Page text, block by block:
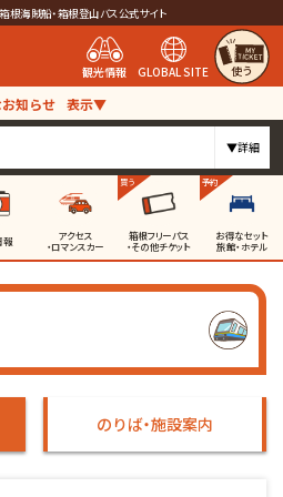
根海賊船・箱根登山バス公式サイト
観光情報 GLOBAL SITE 使う
知らせ 表示▼
▼詳細
報 アクセス
・ロマンスカー
買う
箱根フリーパス
・その他チケット
予約
お得なセット
旅館・ホテル
のりば・施設案内